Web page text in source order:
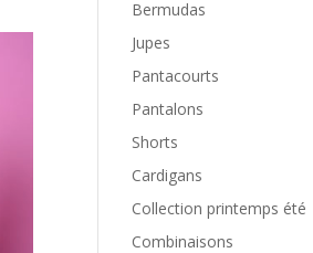
Bermudas
Jupes
Pantacourts
Pantalons
Shorts
Cardigans
Collection printemps été
Combinaisons